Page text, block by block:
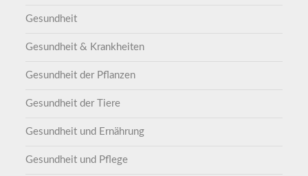
Gesundheit
Gesundheit & Krankheiten
Gesundheit der Pflanzen
Gesundheit der Tiere
Gesundheit und Ernährung
Gesundheit und Pflege